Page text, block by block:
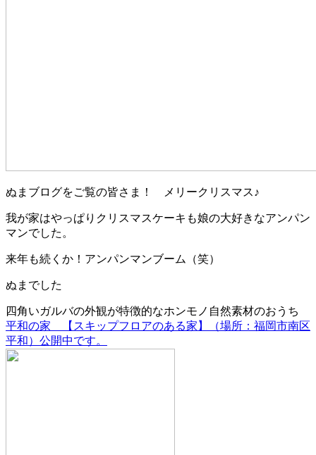
ぬまブログをご覧の皆さま！ メリークリスマス♪
我が家はやっぱりクリスマスケーキも娘の大好きなアンパン
マンでした。
来年も続くか！アンパンマンブーム（笑）
ぬまでした
四角いガルバの外観が特徴的なホンモノ自然素材のおうち
平和の家 【スキップフロアのある家】（場所：福岡市南区
平和）公開中です。